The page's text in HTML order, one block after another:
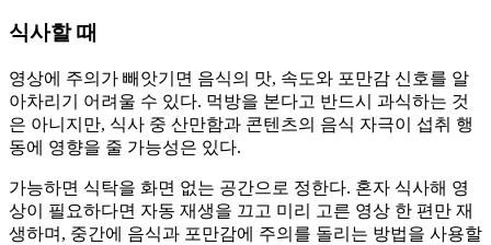
식사할 때
영상에 주의가 빼앗기면 음식의 맛, 속도와 포만감 신호를 알
아차리기 어려울 수 있다. 먹방을 본다고 반드시 과식하는 것
은 아니지만, 식사 중 산만함과 콘텐츠의 음식 자극이 섭취 행
동에 영향을 줄 가능성은 있다.
가능하면 식탁을 화면 없는 공간으로 정한다. 혼자 식사해 영
상이 필요하다면 자동 재생을 끄고 미리 고른 영상 한 편만 재
생하며, 중간에 음식과 포만감에 주의를 돌리는 방법을 사용할